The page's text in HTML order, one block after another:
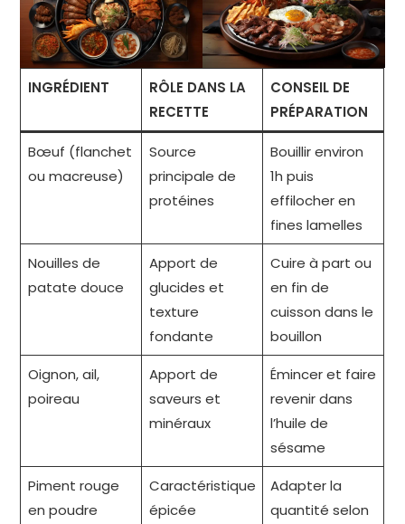
INGRÉDIENT
RÔLE DANS LA
RECETTE
CONSEIL DE
PRÉPARATION
Bœuf (flanchet
ou macreuse)
Source
principale de
protéines
Bouillir environ
1h puis
effilocher en
fines lamelles
Nouilles de
patate douce
Apport de
glucides et
texture
fondante
Cuire à part ou
en fin de
cuisson dans le
bouillon
Oignon, ail,
poireau
Apport de
saveurs et
minéraux
Émincer et faire
revenir dans
l’huile de
sésame
Piment rouge
en poudre
Caractéristique
épicée
Adapter la
quantité selon